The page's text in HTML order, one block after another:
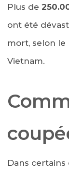
Plus de
ont été
mort, selon le
Vietnam.
Dans